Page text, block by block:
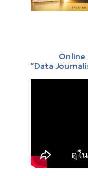
Online
“Data